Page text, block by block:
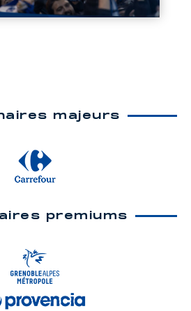
majeurs
premiums